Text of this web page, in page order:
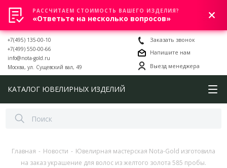
0
+7(495) 135-00-10
+7(499) 550-00-66
info@nota-gold.ru
Москва, ул. Сущевский вал, 49
Заказать звонок
Напишите нам
Выезд менеджера
КАТАЛОГ ЮВЕЛИРНЫХ ИЗДЕЛИЙ
Главная - Новости - Ювелирная мастерская Nota-Gold изготовила
на заказ украшение для волос из желтого золота 585 пробы.
РАССЧИТАЕМ СТОИМОСТЬ ВАШЕГО ИЗДЕЛИЯ?
«Ответьте на несколько вопросов»